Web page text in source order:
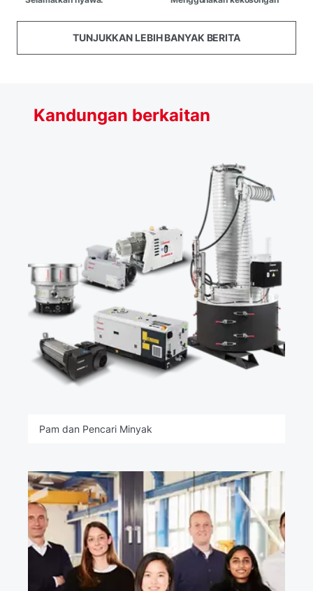
TUNJUKKAN LEBIH BANYAK BERITA
Kandungan berkaitan
Pam dan Pencari Minyak